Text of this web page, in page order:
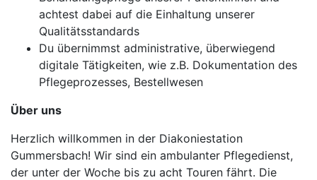
achtest dabei auf die Einhaltung unserer
Qualitätsstandards
Du übernimmst administrative, überwiegend
digitale Tätigkeiten, wie z.B. Dokumentation des
Pflegeprozesses, Bestellwesen
Über uns
Herzlich willkommen in der Diakoniestation
Gummersbach! Wir sind ein ambulanter Pflegedienst,
der unter der Woche bis zu acht Touren fährt. Die